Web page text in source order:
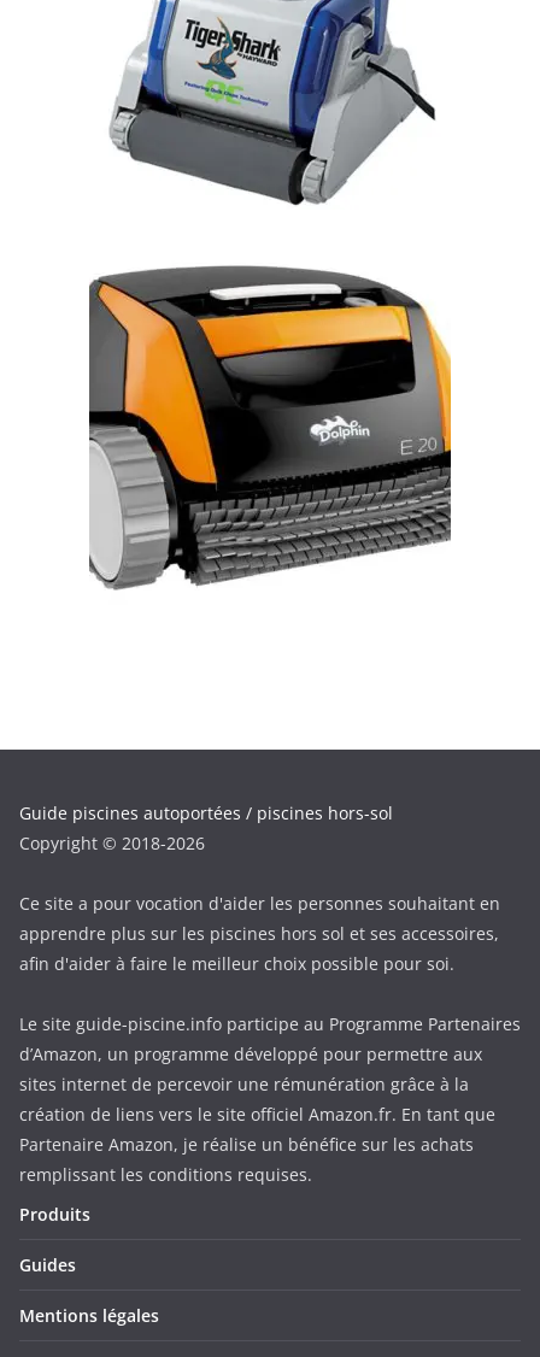
Guide piscines autoportées / piscines hors-sol
Copyright © 2018-2026
Ce site a pour vocation d'aider les personnes souhaitant en
apprendre plus sur les piscines hors sol et ses accessoires,
afin d'aider à faire le meilleur choix possible pour soi.
Le site guide-piscine.info participe au Programme Partenaires
d’Amazon, un programme développé pour permettre aux
sites internet de percevoir une rémunération grâce à la
création de liens vers le site officiel Amazon.fr. En tant que
Partenaire Amazon, je réalise un bénéfice sur les achats
remplissant les conditions requises.
Produits
Guides
Mentions légales